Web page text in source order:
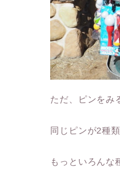
ただ、ピンを
同じピンが2種
もっといろん